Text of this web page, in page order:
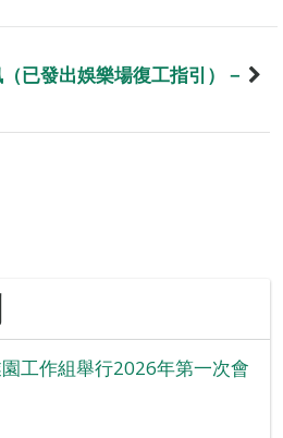
已發出娛樂場復工指引）－
工作組舉行2026年第一次會